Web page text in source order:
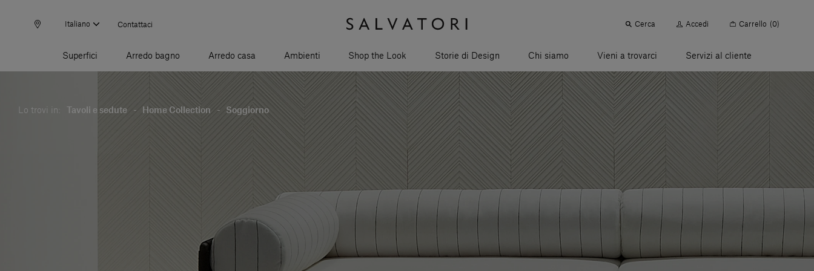
Italiano Contattaci Cerca Accedi Carrello (0)
Superfici Arredo bagno Arredo casa Ambienti Shop the Look Storie di Design Chi siamo Vieni a trovarci Servizi al cliente
Lo trovi in: Tavoli e sedute - Home Collection - Soggiorno